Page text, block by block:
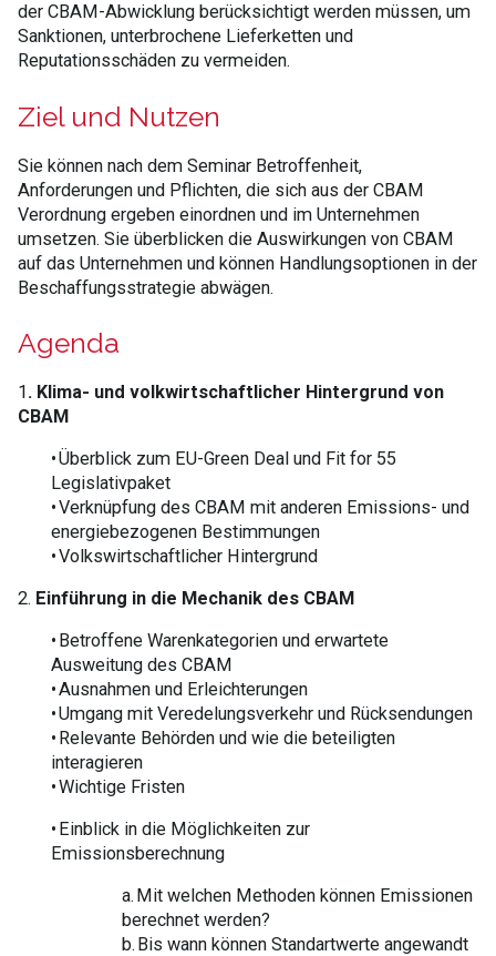
der CBAM-Abwicklung berücksichtigt werden müssen, um
Sanktionen, unterbrochene Lieferketten und
Reputationsschäden zu vermeiden.
Ziel und Nutzen
Sie können nach dem Seminar Betroffenheit,
Anforderungen und Pflichten, die sich aus der CBAM
Verordnung ergeben einordnen und im Unternehmen
umsetzen. Sie überblicken die Auswirkungen von CBAM
auf das Unternehmen und können Handlungsoptionen in der
Beschaffungsstrategie abwägen.
Agenda
1. Klima- und volkwirtschaftlicher Hintergrund von
CBAM
• Überblick zum EU-Green Deal und Fit for 55
Legislativpaket
• Verknüpfung des CBAM mit anderen Emissions- und
energiebezogenen Bestimmungen
• Volkswirtschaftlicher Hintergrund
2. Einführung in die Mechanik des CBAM
• Betroffene Warenkategorien und erwartete
Ausweitung des CBAM
• Ausnahmen und Erleichterungen
• Umgang mit Veredelungsverkehr und Rücksendungen
• Relevante Behörden und wie die beteiligten
interagieren
• Wichtige Fristen
• Einblick in die Möglichkeiten zur
Emissionsberechnung
a. Mit welchen Methoden können Emissionen
berechnet werden?
b. Bis wann können Standartwerte angewandt